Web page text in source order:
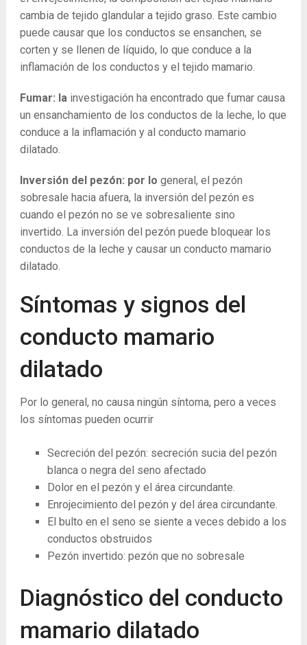
cambia de tejido glandular a tejido graso. Este cambio
puede causar que los conductos se ensanchen, se
corten y se llenen de líquido, lo que conduce a la
inflamación de los conductos y el tejido mamario.
Fumar: lainvestigación ha encontrado que fumar causa
un ensanchamiento de los conductos de la leche, lo que
conduce a la inflamación y al conducto mamario
dilatado.
Inversión del pezón: por lo general, el pezón
sobresale hacia afuera, la inversión del pezón es
cuando el pezón no se ve sobresaliente sino
invertido. La inversión del pezón puede bloquear los
conductos de la leche y causar un conducto mamario
dilatado.
Síntomas y signos del
conducto mamario
dilatado
Por lo general, no causa ningún síntoma, pero a veces
los síntomas pueden ocurrir
Secreción del pezón: secreción sucia del pezón
blanca o negra del seno afectado
Dolor en el pezón y el área circundante.
Enrojecimiento del pezón y del área circundante.
El bulto en el seno se siente a veces debido a los
conductos obstruidos
Pezón invertido: pezón que no sobresale
Diagnóstico del conducto
mamario dilatado